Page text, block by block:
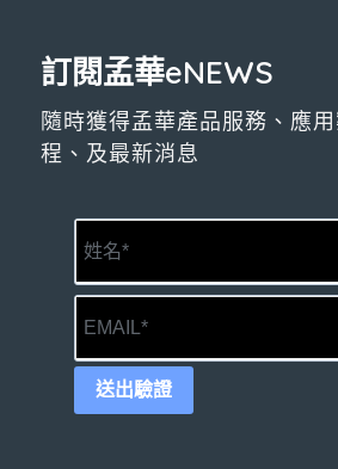
訂閱孟華eNEWS
隨時獲得孟華產品服務、應
程、及最新消息
送出驗證